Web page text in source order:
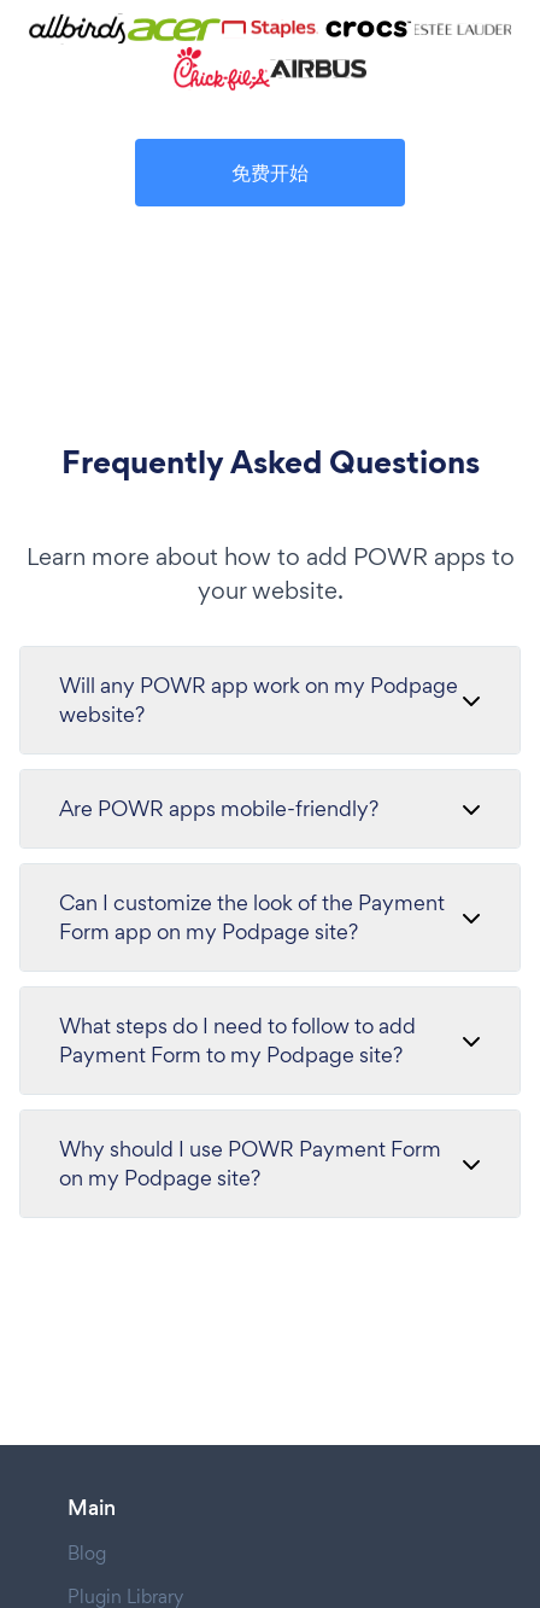
免费开始
Frequently Asked Questions
Learn more about how to add POWR apps to
your website.
Will any POWR app work on my Podpage
website?
Are POWR apps mobile-friendly?
Can I customize the look of the Payment
Form app on my Podpage site?
What steps do I need to follow to add
Payment Form to my Podpage site?
Why should I use POWR Payment Form
on my Podpage site?
Main
Blog
Plugin Library